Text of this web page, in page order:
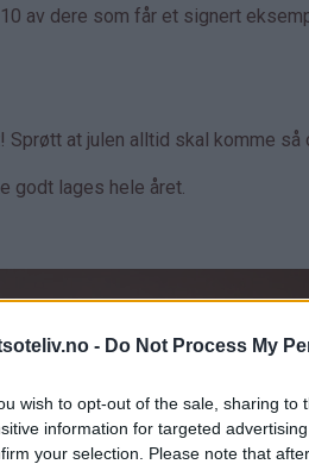
- Do Not Process My
wish to opt-out of the sale, sharing
information for targeted
your selection. Please note that
av dere som får et signert
at julen alltid skal komme så
godt lages hele året.